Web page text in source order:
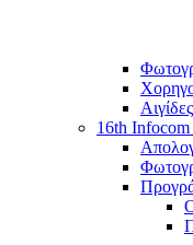
Αιγίδες
16th